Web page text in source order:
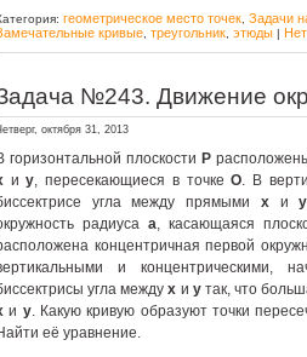
геометрическое место точек Задачи
кривые треугольник этюды |
№243. Движение
октября 31, 2013
горизонтальной плоскости P
иy, пересекающиеся в точкеO. В
угла между прямыми xиy
радиусаa, касающаяся
концентричная первой
и концентрическими,
угла междуx и yтак, что
и y. Какую кривую образуют точки
её уравнение.